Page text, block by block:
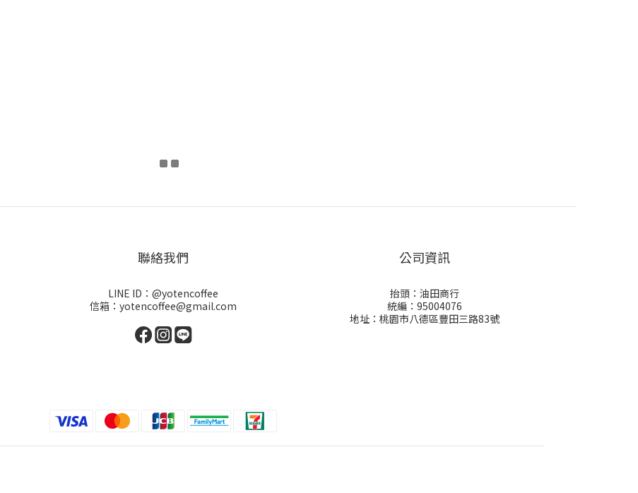
聯絡我們
LINE ID：@yotencoffee
信箱：yotencoffee@gmail.com
公司資訊
抬頭：油田商行
統編：95004076
地址：桃園市八德區豐田三路83號